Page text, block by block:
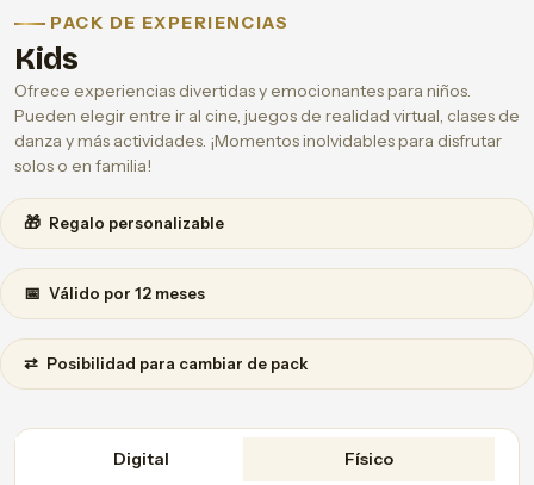
PACK DE EXPERIENCIAS
Kids
Ofrece experiencias divertidas y emocionantes para niños.
Pueden elegir entre ir al cine, juegos de realidad virtual, clases de
danza y más actividades. ¡Momentos inolvidables para disfrutar
solos o en familia!
🎁 Regalo personalizable
📅 Válido por 12 meses
⇄ Posibilidad para cambiar de pack
Digital
Físico